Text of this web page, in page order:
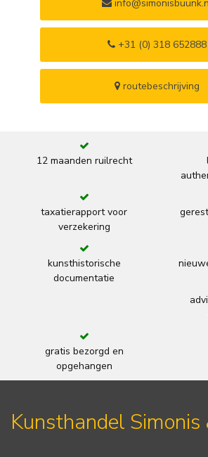
+31 (0) 318 652888
routebeschrijving
12 maanden ruilrecht
taxatierapport voor
verzekering
kunsthistorische
documentatie
gratis bezorgd en
opgehangen
Kunsthandel Simonis